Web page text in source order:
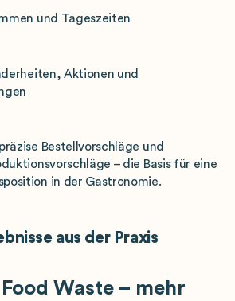
und Tageszeiten
Aktionen und
Bestellvorschläge und
– die Basis für eine
in der Gastronomie.
aus der Praxis
Waste – mehr